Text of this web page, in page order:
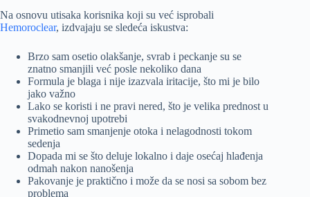
Na osnovu utisaka korisnika koji su već isprobali
Hemoroclear, izdvajaju se sledeća iskustva:
Brzo sam osetio olakšanje, svrab i peckanje su se
znatno smanjili već posle nekoliko dana
Formula je blaga i nije izazvala iritacije, što mi je bilo
jako važno
Lako se koristi i ne pravi nered, što je velika prednost u
svakodnevnoj upotrebi
Primetio sam smanjenje otoka i nelagodnosti tokom
sedenja
Dopada mi se što deluje lokalno i daje osećaj hlađenja
odmah nakon nanošenja
Pakovanje je praktično i može da se nosi sa sobom bez
problema